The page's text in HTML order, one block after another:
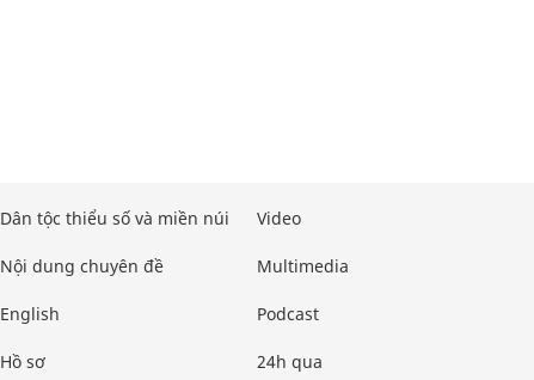
Dân tộc thiểu số và miền núi
Nội dung chuyên đề
English
Hồ sơ
Video
Multimedia
Podcast
24h qua